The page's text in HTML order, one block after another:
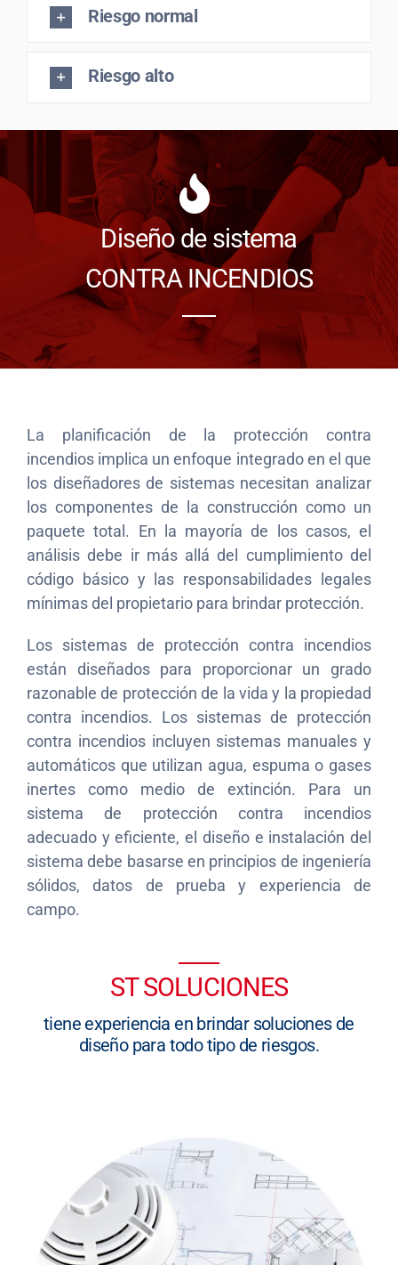
Riesgo normal
Riesgo alto
Diseño de sistema
CONTRA INCENDIOS
La planificación de la protección contra
incendios implica un enfoque integrado en el que
los diseñadores de sistemas necesitan analizar
los componentes de la construcción como un
paquete total. En la mayoría de los casos, el
análisis debe ir más allá del cumplimiento del
código básico y las responsabilidades legales
mínimas del propietario para brindar protección.
Los sistemas de protección contra incendios
están diseñados para proporcionar un grado
razonable de protección de la vida y la propiedad
contra incendios. Los sistemas de protección
contra incendios incluyen sistemas manuales y
automáticos que utilizan agua, espuma o gases
inertes como medio de extinción. Para un
sistema de protección contra incendios
adecuado y eficiente, el diseño e instalación del
sistema debe basarse en principios de ingeniería
sólidos, datos de prueba y experiencia de
campo.
ST SOLUCIONES
tiene experiencia en brindar soluciones de
diseño para todo tipo de riesgos.